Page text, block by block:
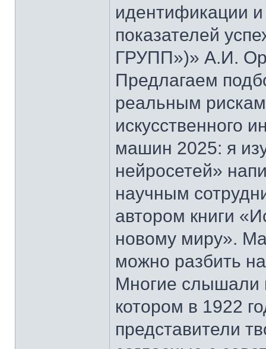
идентификации
показателей
ГРУПП»)» А.И.
Предлагаем
реальным
искусственного
машин 2025: я
нейросетей»
научным
автором книги
новому миру».
можно разбить
Многие слышали
котором в 1922
представители